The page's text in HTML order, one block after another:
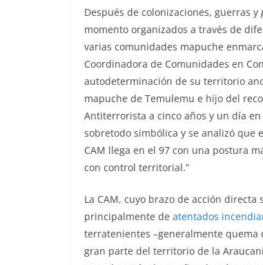
Después de colonizaciones, guerras y
momento organizados a través de
varias comunidades mapuche
Coordinadora de Comunidades en
autodeterminación de su territorio
mapuche de Temulemu e hijo del
Antiterrorista a cinco años y un día
sobretodo simbólica y se analizó que
CAM llega en el 97 con una postura
con control territorial.”
La CAM, cuyo brazo de acción
principalmente de atentados
terratenientes –generalmente quema
gran parte del territorio de la